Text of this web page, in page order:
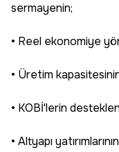
sermayenin;
• Reel ekonomiye
• Üretim kapasitesinin
• KOBİ'lerin
• Altyapı